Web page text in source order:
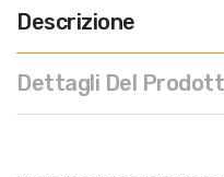
Descrizione
Dettagli Del